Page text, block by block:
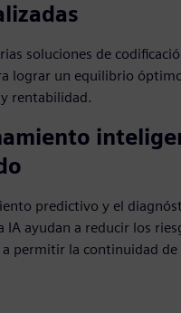
soluciones de
lograr un equilibrio
rentabilidad.
predictivo y el
IA ayudan a reducir los
permitir la continuidad de